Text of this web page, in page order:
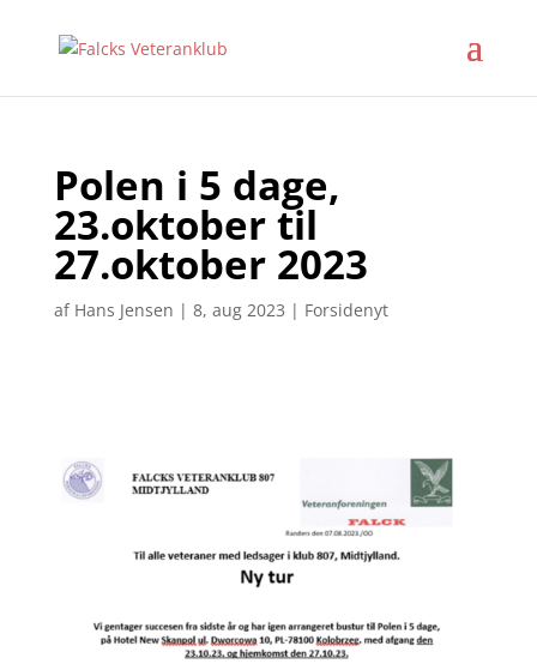
Polen i 5 dage,
23.oktober til
27.oktober 2023
af Hans Jensen | 8, aug 2023 | Forsidenyt